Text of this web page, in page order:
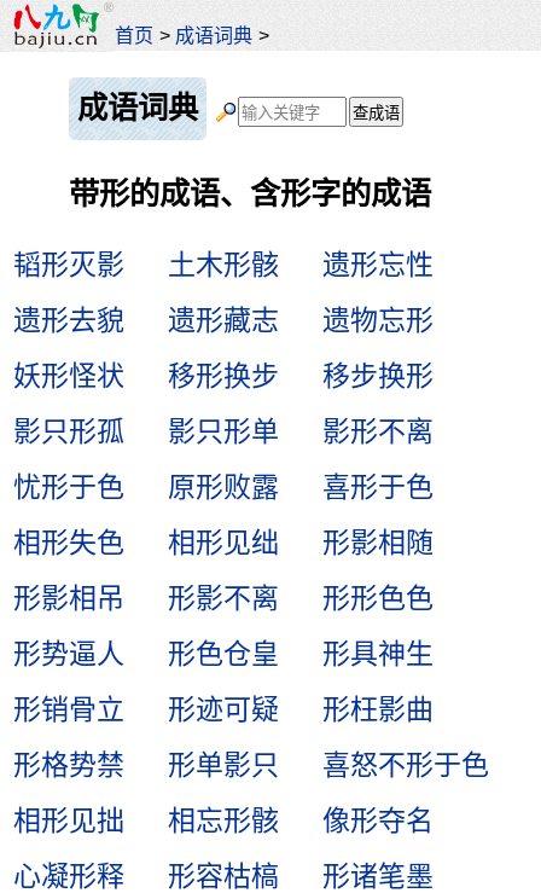
首页 > 成语词典 >
成语词典
带形的成语、含形字的成语
韬形灭影 土木形骸
遗形忘性
遗形去貌
遗形藏志
遗物忘形
妖形怪状
移形换步
移步换形
影只形孤
影只形单
影形不离
忧形于色
原形败露
喜形于色
相形失色
相形见绌
形影相随
形影相吊
形影不离
形形色色
形势逼人
形色仓皇
形具神生
形销骨立
形迹可疑
形枉影曲
形格势禁
形单影只
喜怒不形于色
相形见拙
相忘形骸
像形夺名
心凝形释
形容枯槁
形诸笔墨